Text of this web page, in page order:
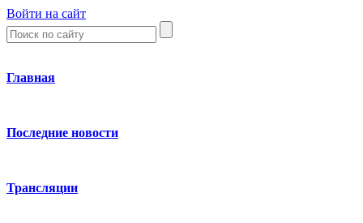
Войти на сайт
Главная
Последние новости
Трансляции